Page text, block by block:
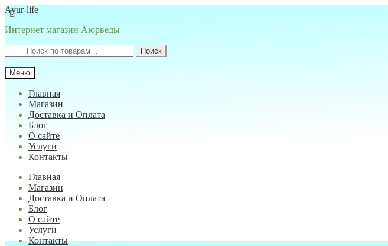
Перейти
навигации
Перейти
содержимому
Ayur-life
Интернет магазин Аюрведы
Искать:
Поиск
Меню
Главная
Магазин
Доставка и Оплата
Блог
О сайте
Услуги
Контакты
Главная
Магазин
Доставка и Оплата
Блог
О сайте
Услуги
Контакты